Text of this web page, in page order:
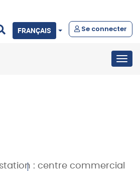
Se connecter
FRANÇAIS
: centre commercial